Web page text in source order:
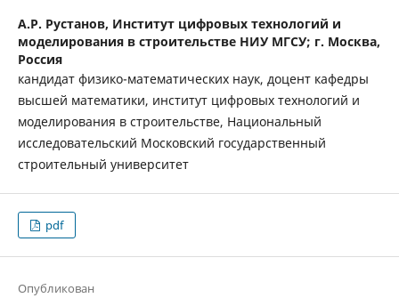
А.Р. Рустанов, Институт цифровых технологий и
моделирования в строительстве НИУ МГСУ; г. Москва,
Россия
кандидат физико-математических наук, доцент кафедры
высшей математики, институт цифровых технологий и
моделирования в строительстве, Национальный
исследовательский Московский государственный
строительный университет
pdf
Опубликован